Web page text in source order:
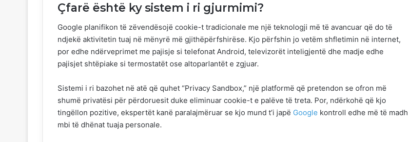
Çfarë është ky sistem i ri gjurmimi?
Google planifikon të zëvendësojë cookie-t tradicionale me një teknologji më të avancuar që do të
ndjekë aktivitetin tuaj në mënyrë më gjithëpërfshirëse. Kjo përfshin jo vetëm shfletimin në internet,
por edhe ndërveprimet me pajisje si telefonat Android, televizorët inteligjentë dhe madje edhe
pajisjet shtëpiake si termostatët ose altoparlantët e zgjuar.
Sistemi i ri bazohet në atë që quhet “Privacy Sandbox,” një platformë që pretendon se ofron më
shumë privatësi për përdoruesit duke eliminuar cookie-t e palëve të treta. Por, ndërkohë që kjo
tingëllon pozitive, ekspertët kanë paralajmëruar se kjo mund t’i japë Google kontroll edhe më të madh
mbi të dhënat tuaja personale.